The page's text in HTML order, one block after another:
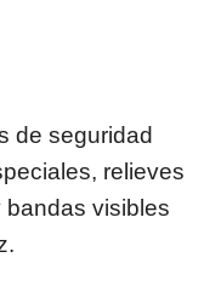
de seguridad
relieves
bandas visibles